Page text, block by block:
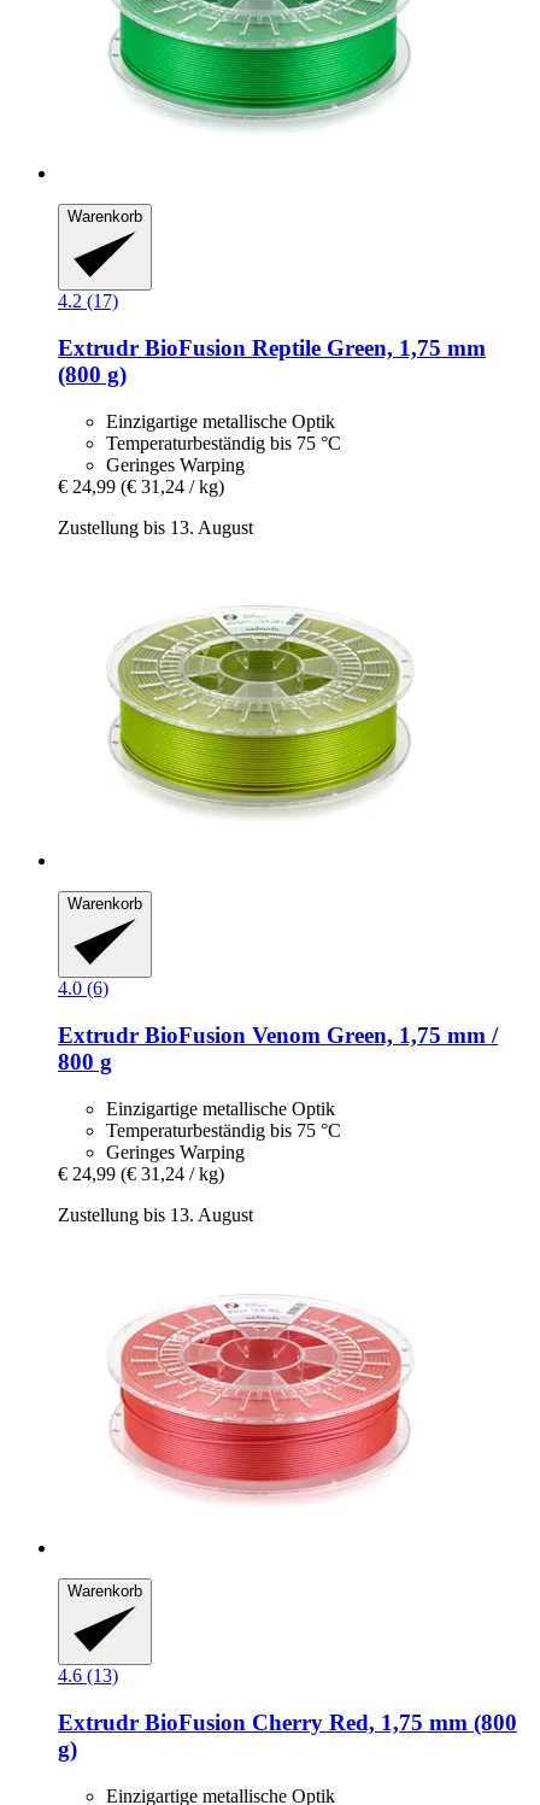
Warenkorb
4.2 (17)
Extrudr BioFusion Reptile Green, 1,75 mm
(800 g)
Einzigartige metallische Optik
Temperaturbeständig bis 75 °C
Geringes Warping
€ 24,99 (€ 31,24 / kg)
Zustellung bis 13. August
Warenkorb
4.0 (6)
Extrudr BioFusion Venom Green, 1,75 mm /
800 g
Einzigartige metallische Optik
Temperaturbeständig bis 75 °C
Geringes Warping
€ 24,99 (€ 31,24 / kg)
Zustellung bis 13. August
Warenkorb
4.6 (13)
Extrudr BioFusion Cherry Red, 1,75 mm (800
g)
Einzigartige metallische Optik